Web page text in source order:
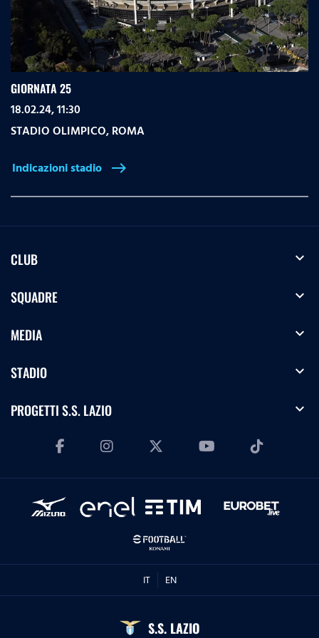
GIORNATA 25
18.02.24, 11:30
STADIO OLIMPICO,ROMA
Indicazioni stadio east
CLUB expand_more
SQUADRE expand_more
MEDIA expand_more
STADIO expand_more
PROGETTI S.S. LAZIO expand_more
IT EN
S.S. LAZIO